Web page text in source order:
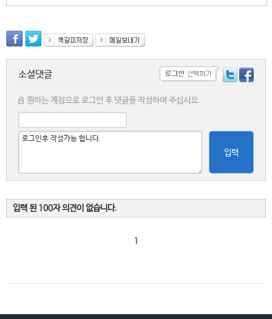
소셜댓글
원하는 계정으로 로그인 후 댓글을 작성하여 주십시요.
입력
입력 된 100자 의견이 없습니다.
1